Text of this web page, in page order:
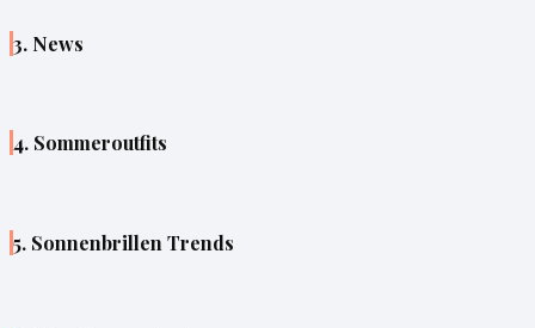
3. News
4. Sommeroutfits
5. Sonnenbrillen Trends